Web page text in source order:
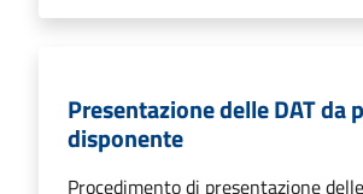
Presentazione delle DAT da
disponente
Procedimento di presentazione